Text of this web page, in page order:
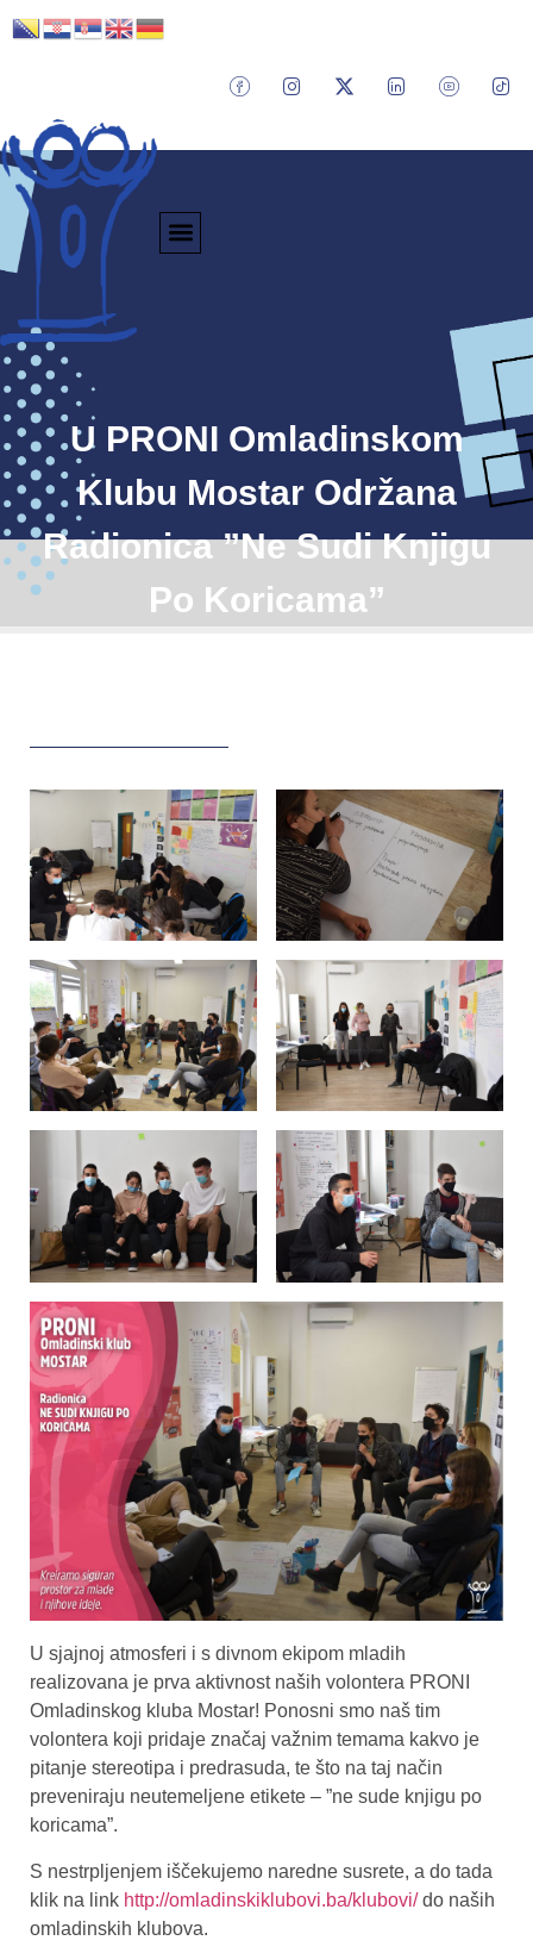
U PRONI Omladinskom
Klubu Mostar Održana
Radionica ”Ne Sudi Knjigu
Po Koricama”
U sjajnoj atmosferi i s divnom ekipom mladih
realizovana je prva aktivnost naših volontera PRONI
Omladinskog kluba Mostar! Ponosni smo naš tim
volontera koji pridaje značaj važnim temama kakvo je
pitanje stereotipa i predrasuda, te što na taj način
preveniraju neutemeljene etikete – ”ne sude knjigu po
koricama”.
S nestrpljenjem iščekujemo naredne susrete, a do tada
klik na link http://omladinskiklubovi.ba/klubovi/do naših
omladinskih klubova.